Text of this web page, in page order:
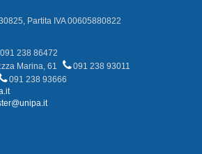
Partita IVA 00605880822
091 238 86472
Marina, 61
091 238 93011
091 238 93666